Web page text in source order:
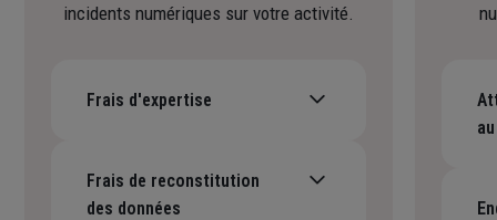
incidents numériques sur votre activité.
Frais d'expertise
Frais de reconstitution
des données